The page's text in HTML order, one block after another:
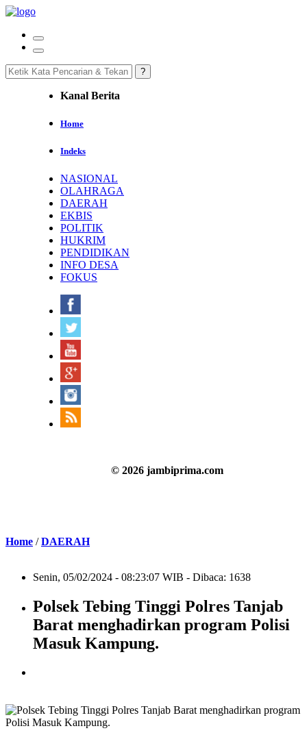
Kanal Berita
Home
Indeks
NASIONAL
OLAHRAGA
DAERAH
EKBIS
POLITIK
HUKRIM
PENDIDIKAN
INFO DESA
FOKUS
© 2026 jambiprima.com
Home /DAERAH
Senin, 05/02/2024 - 08:23:07 WIB - Dibaca: 1638
Polsek Tebing Tinggi Polres Tanjab
Barat menghadirkan program Polisi
Masuk Kampung.